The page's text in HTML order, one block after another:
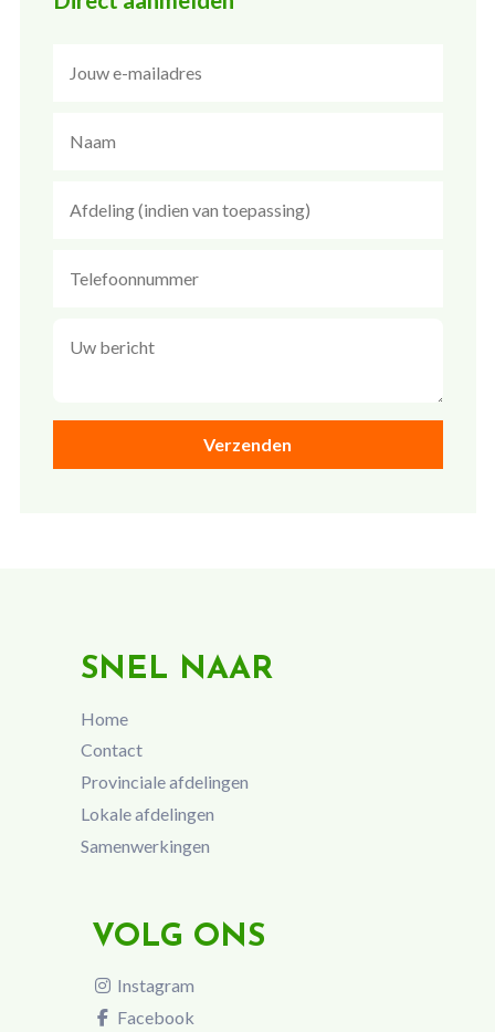
SNEL NAAR
Home
Contact
Provinciale afdelingen
Lokale afdelingen
Samenwerkingen
VOLG ONS
Instagram
Facebook